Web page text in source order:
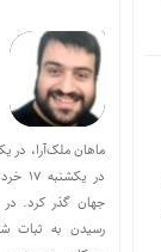
جهان گذر کرد. در
رسیدن به ثبات